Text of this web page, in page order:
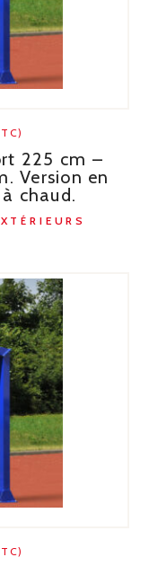
225 cm –
Version en
chaud.